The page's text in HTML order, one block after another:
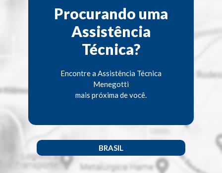
Procurando uma
Assistência
Técnica?
Encontre a Assistência Técnica
Menegotti
mais próxima de você.
BRASIL